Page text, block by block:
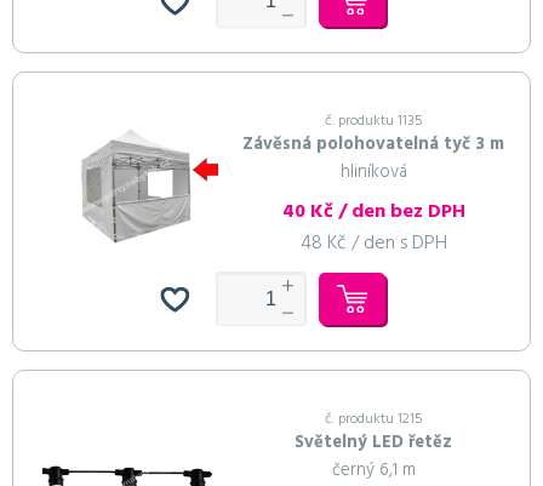
č. produktu 1135
Závěsná polohovatelná tyč 3 m
hliníková
40 Kč / den bez DPH
48 Kč / den s DPH
č. produktu 1215
Světelný LED řetěz
černý 6,1 m